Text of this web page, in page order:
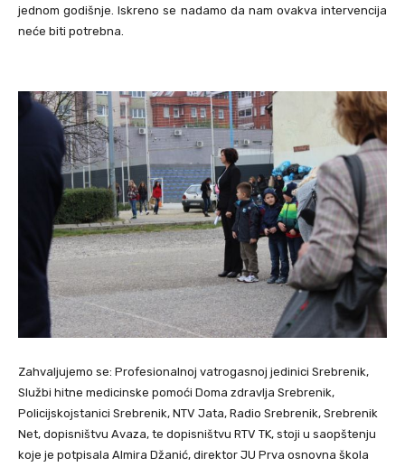
jednom godišnje. Iskreno se nadamo da nam ovakva intervencija
neće biti potrebna.
Zahvaljujemo se: Profesionalnoj vatrogasnoj jedinici Srebrenik,
Službi hitne medicinske pomoći Doma zdravlja Srebrenik,
Policijskojstanici Srebrenik, NTV Jata, Radio Srebrenik, Srebrenik
Net, dopisništvu Avaza, te dopisništvu RTV TK, stoji u saopštenju
koje je potpisala Almira Džanić, direktor JU Prva osnovna škola